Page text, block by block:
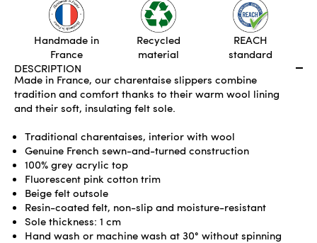
ADD TO CART
Handmade in
France
Recycled
material
REACH
standard
DESCRIPTION
Made in France, our charentaise slippers combine
tradition and comfort thanks to their warm wool lining
and their soft, insulating felt sole.
Traditional charentaises, interior with wool
Genuine French sewn-and-turned construction
100% grey acrylic top
Fluorescent pink cotton trim
Beige felt outsole
Resin-coated felt, non-slip and moisture-resistant
Sole thickness: 1 cm
Hand wash or machine wash at 30° without spinning